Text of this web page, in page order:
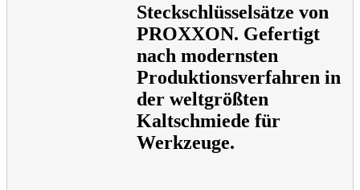
Steckschlüsselsätze von
PROXXON. Gefertigt
nach modernsten
Produktionsverfahren in
der weltgrößten
Kaltschmiede für
Werkzeuge.